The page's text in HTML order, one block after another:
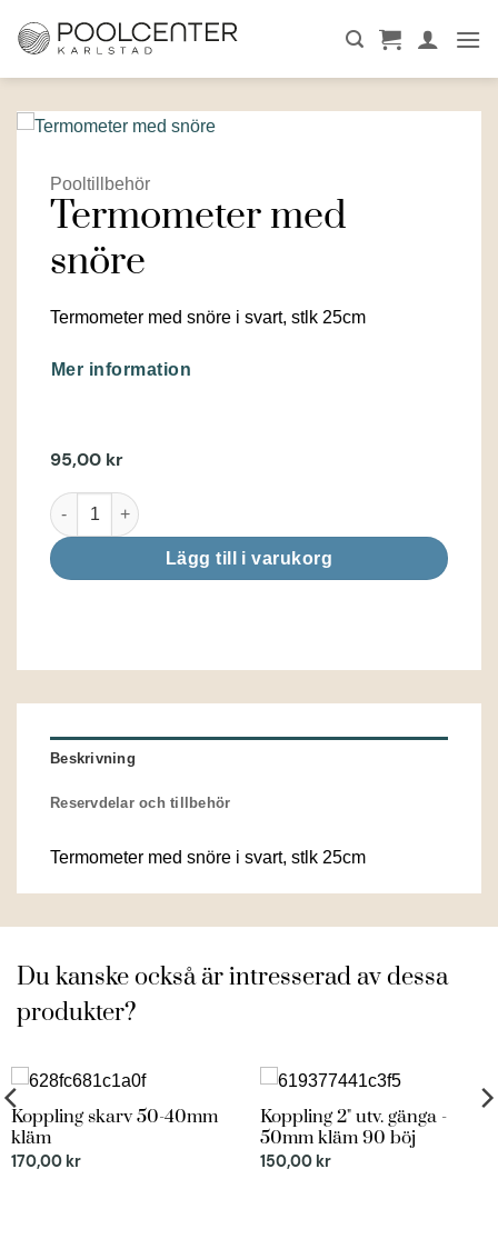
Pooltillbehör
Termometer med
snöre
Termometer med snöre i svart, stlk 25cm
Mer information
95,00 kr
Termometer med snöre mängd
Lägg till i varukorg
Beskrivning
Reservdelar och tillbehör
Termometer med snöre i svart, stlk 25cm
Du kanske också är intresserad av dessa
produkter?
Koppling skarv 50-40mm
kläm
170,00 kr
Koppling 2" utv. gänga -
50mm kläm 90 böj
150,00 kr